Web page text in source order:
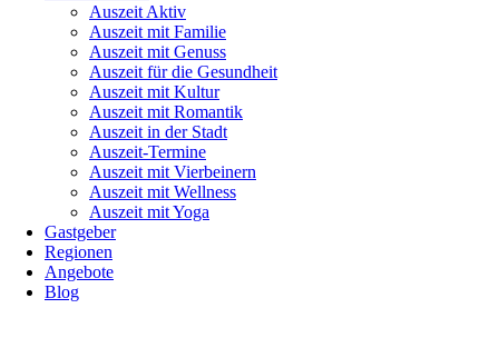
Auszeit Aktiv
Auszeit mit Familie
Auszeit mit Genuss
Auszeit für die Gesundheit
Auszeit mit Kultur
Auszeit mit Romantik
Auszeit in der Stadt
Auszeit-Termine
Auszeit mit Vierbeinern
Auszeit mit Wellness
Auszeit mit Yoga
Gastgeber
Regionen
Angebote
Blog